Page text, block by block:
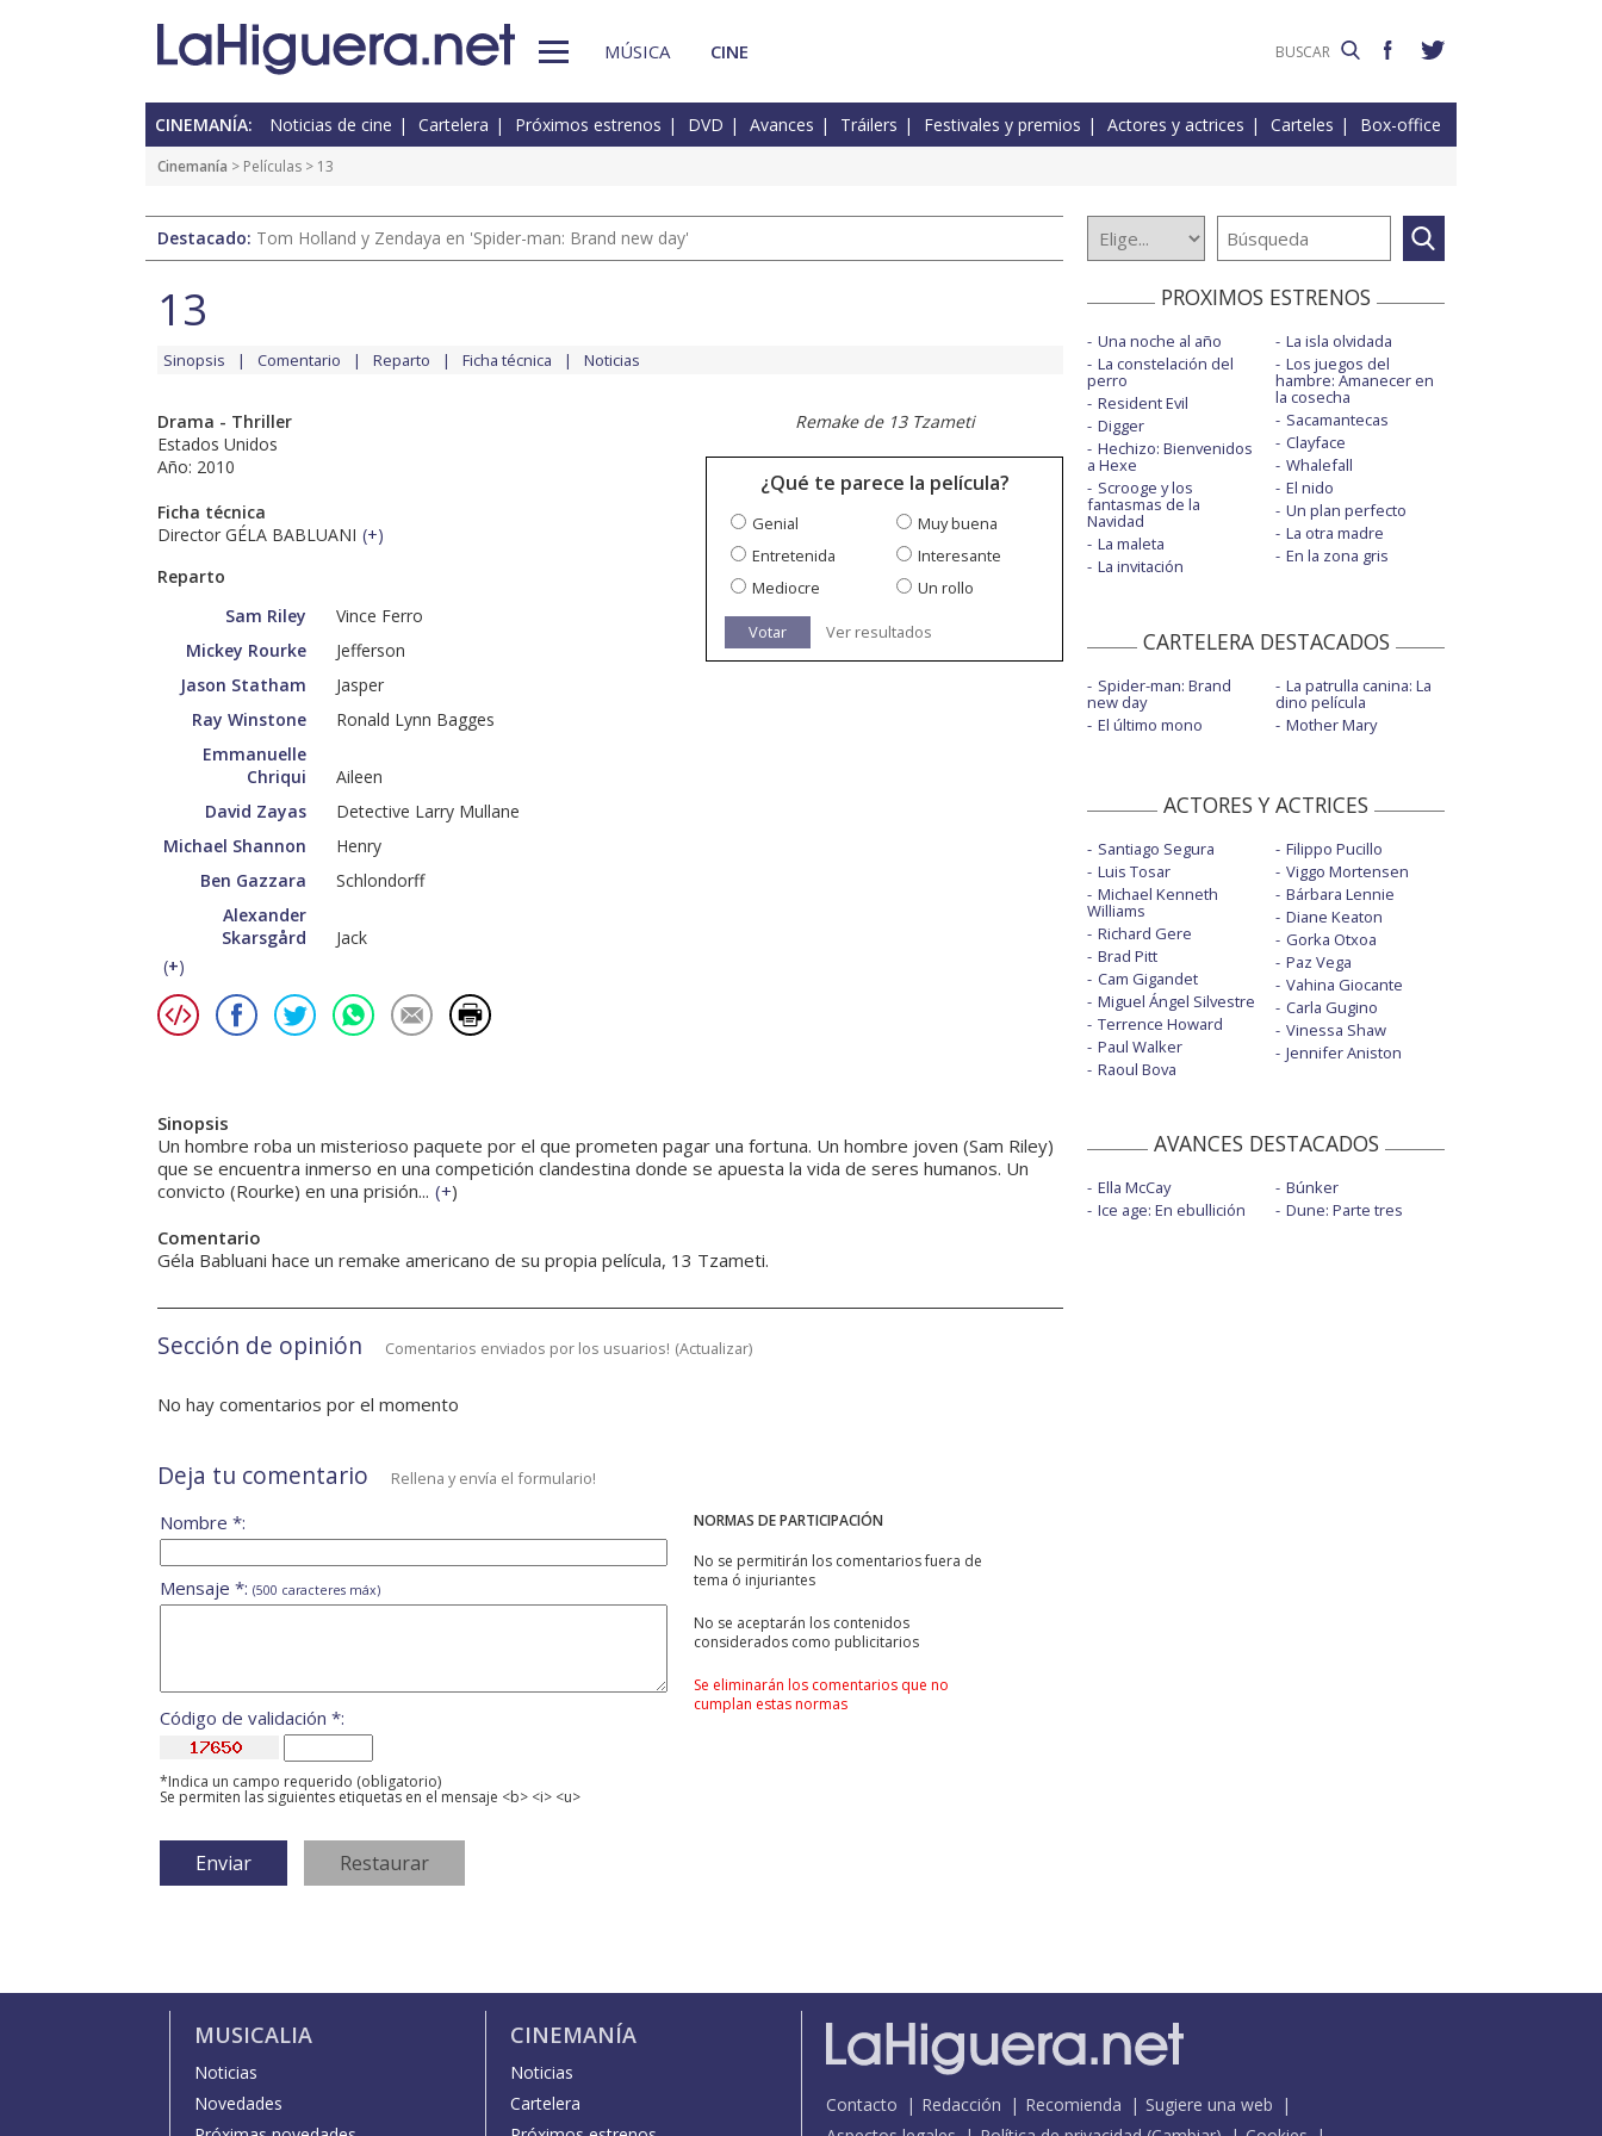
MÚSICA CINE
CINEMANÍA: Noticias de cine Cartelera Próximos estrenos DVD Avances Tráilers Festivales y premios Actores y actrices Carteles Box-office
Cinemanía > Películas > 13
Destacado: Tom Holland y Zendaya en 'Spider-man: Brand new day'
13
Sinopsis Comentario Reparto Ficha técnica Noticias
Drama - Thriller
Estados Unidos
Año: 2010
Ficha técnica
Director GÉLA BABLUANI (+)
Reparto
Sam Riley
Vince Ferro
Mickey Rourke
Jefferson
Jason Statham
Jasper
Ray Winstone
Ronald Lynn Bagges
Emmanuelle
Chriqui
Aileen
David Zayas
Detective Larry Mullane
Michael Shannon
Henry
Ben Gazzara
Schlondorff
Alexander
Skarsgård
Jack
(+)
Remake de 13 Tzameti
¿Qué te parece la película?
Genial
Muy buena
Entretenida
Interesante
Mediocre
Un rollo
Votar Ver resultados
Sinopsis
Un hombre roba un misterioso paquete por el que prometen pagar una fortuna. Un hombre joven (Sam Riley)
que se encuentra inmerso en una competición clandestina donde se apuesta la vida de seres humanos. Un
convicto (Rourke) en una prisión... (+)
Comentario
Géla Babluani hace un remake americano de su propia película, 13 Tzameti.
Sección de opinión Comentarios enviados por los usuarios! (Actualizar)
No hay comentarios por el momento
Deja tu comentario Rellena y envía el formulario!
NORMAS DE PARTICIPACIÓN
No se permitirán los comentarios fuera de
tema ó injuriantes
No se aceptarán los contenidos
considerados como publicitarios
Se eliminarán los comentarios que no
cumplan estas normas
Nombre *:
Mensaje *: (500 caracteres máx)
Código de validación *:
*Indica un campo requerido (obligatorio)
Se permiten las siguientes etiquetas en el mensaje <b> <i> <u>
PROXIMOS ESTRENOS
Una noche al año
La constelación del
perro
Resident Evil
Digger
Hechizo: Bienvenidos
a Hexe
Scrooge y los
fantasmas de la
Navidad
La maleta
La invitación
La isla olvidada
Los juegos del
hambre: Amanecer en
la cosecha
Sacamantecas
Clayface
Whalefall
El nido
Un plan perfecto
La otra madre
En la zona gris
CARTELERA DESTACADOS
Spider-man: Brand
new day
El último mono
La patrulla canina: La
dino película
Mother Mary
ACTORES Y ACTRICES
Santiago Segura
Luis Tosar
Michael Kenneth
Williams
Richard Gere
Brad Pitt
Cam Gigandet
Miguel Ángel Silvestre
Terrence Howard
Paul Walker
Raoul Bova
Filippo Pucillo
Viggo Mortensen
Bárbara Lennie
Diane Keaton
Gorka Otxoa
Paz Vega
Vahina Giocante
Carla Gugino
Vinessa Shaw
Jennifer Aniston
AVANCES DESTACADOS
Ella McCay
Ice age: En ebullición
Búnker
Dune: Parte tres
MUSICALIA
Noticias
Novedades
CINEMANÍA
Noticias
Cartelera
Contacto Redacción Recomienda
Sugiere una web